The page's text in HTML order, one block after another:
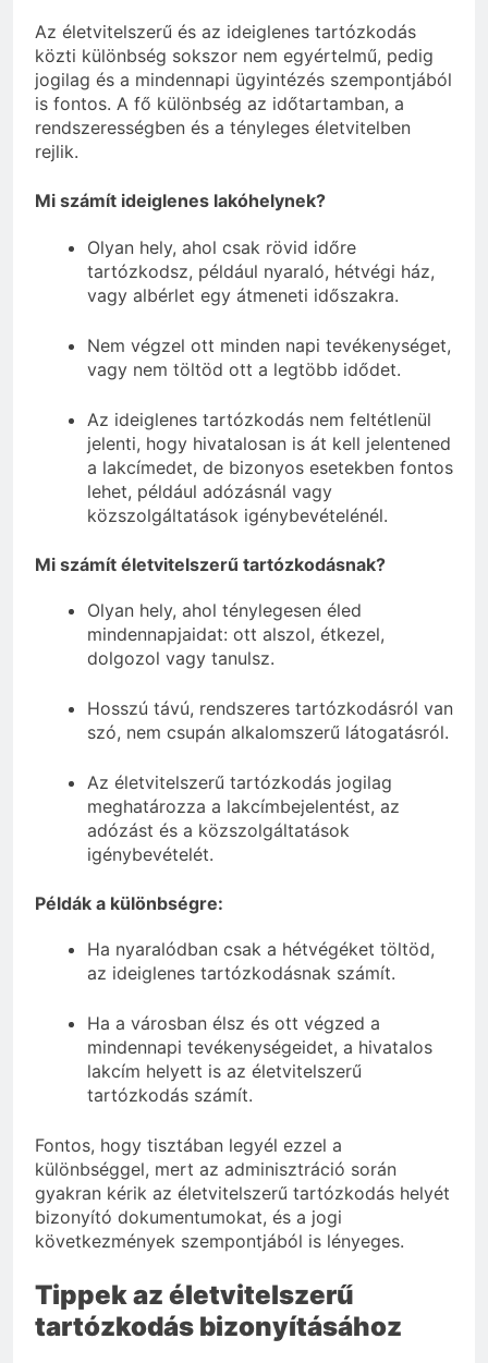
Az életvitelszerű és az ideiglenes tartózkodás
közti különbség sokszor nem egyértelmű, pedig
jogilag és a mindennapi ügyintézés szempontjából
is fontos. A fő különbség az időtartamban, a
rendszerességben és a tényleges életvitelben
rejlik.
Mi számít ideiglenes lakóhelynek?
Olyan hely, ahol csak rövid időre
tartózkodsz, például nyaraló, hétvégi ház,
vagy albérlet egy átmeneti időszakra.
Nem végzel ott minden napi tevékenységet,
vagy nem töltöd ott a legtöbb idődet.
Az ideiglenes tartózkodás nem feltétlenül
jelenti, hogy hivatalosan is át kell jelentened
a lakcímedet, de bizonyos esetekben fontos
lehet, például adózásnál vagy
közszolgáltatások igénybevételénél.
Mi számít életvitelszerű tartózkodásnak?
Olyan hely, ahol ténylegesen éled
mindennapjaidat: ott alszol, étkezel,
dolgozol vagy tanulsz.
Hosszú távú, rendszeres tartózkodásról van
szó, nem csupán alkalomszerű látogatásról.
Az életvitelszerű tartózkodás jogilag
meghatározza a lakcímbejelentést, az
adózást és a közszolgáltatások
igénybevételét.
Példák a különbségre:
Ha nyaralódban csak a hétvégéket töltöd,
az ideiglenes tartózkodásnak számít.
Ha a városban élsz és ott végzed a
mindennapi tevékenységeidet, a hivatalos
lakcím helyett is az életvitelszerű
tartózkodás számít.
Fontos, hogy tisztában legyél ezzel a
különbséggel, mert az adminisztráció során
gyakran kérik az életvitelszerű tartózkodás helyét
bizonyító dokumentumokat, és a jogi
következmények szempontjából is lényeges.
Tippek az életvitelszerű
tartózkodás bizonyításához